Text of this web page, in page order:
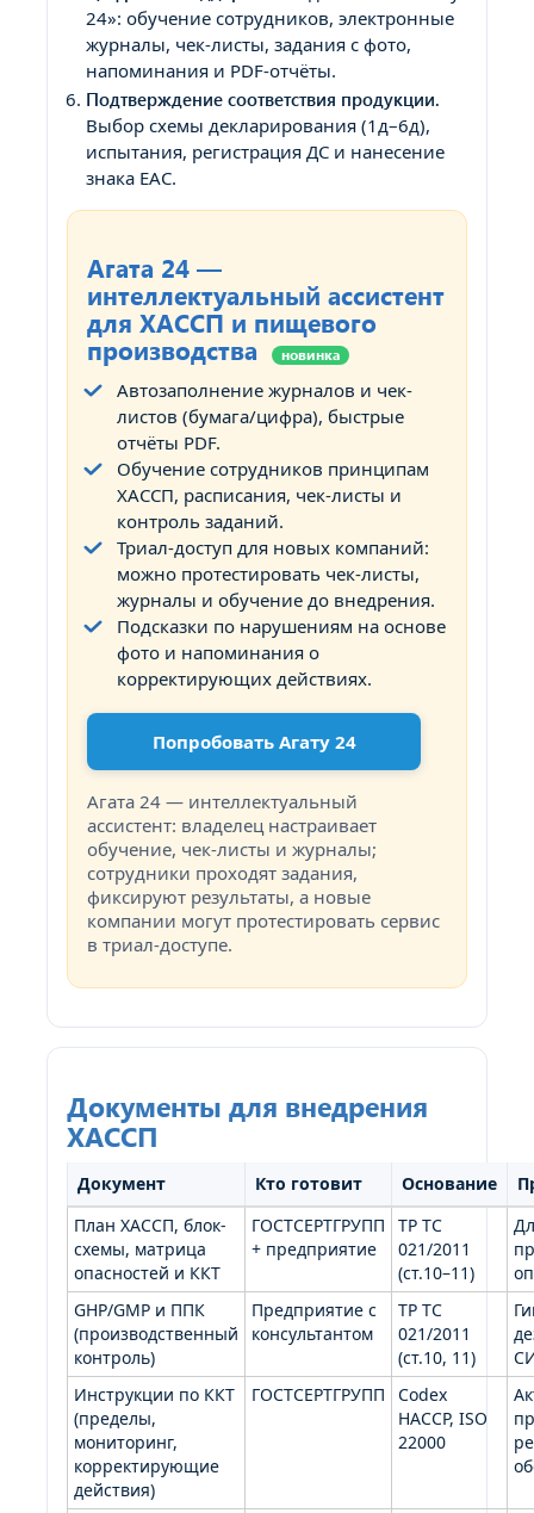
24»: обучение сотрудников, электронные
журналы, чек-листы, задания с фото,
напоминания и PDF-отчёты.
Подтверждение соответствия продукции.
Выбор схемы декларирования (1д–6д),
испытания, регистрация ДС и нанесение
знака EAC.
Агата 24 —
интеллектуальный ассистент
для ХАССП и пищевого
производства новинка
Автозаполнение журналов и чек-
листов (бумага/цифра), быстрые
отчёты PDF.
Обучение сотрудников принципам
ХАССП, расписания, чек-листы и
контроль заданий.
Триал-доступ для новых компаний:
можно протестировать чек-листы,
журналы и обучение до внедрения.
Подсказки по нарушениям на основе
фото и напоминания о
корректирующих действиях.
Попробовать Агату 24
Агата 24 — интеллектуальный
ассистент: владелец настраивает
обучение, чек-листы и журналы;
сотрудники проходят задания,
фиксируют результаты, а новые
компании могут протестировать сервис
в триал-доступе.
Документы для внедрения
ХАССП
Документ Кто готовит Основание
План ХАССП, блок-
схемы, матрица
опасностей и ККТ
ГОСТСЕРТГРУПП
+ предприятие
ТР ТС
021/2011
(ст.10–11)
GHP/GMP и ППК
(производственный
контроль)
Предприятие с
консультантом
ТР ТС
021/2011
(ст.10, 11)
Инструкции по ККТ
(пределы,
мониторинг,
корректирующие
действия)
ГОСТСЕРТГРУПП
Codex
HACCP, ISO
22000